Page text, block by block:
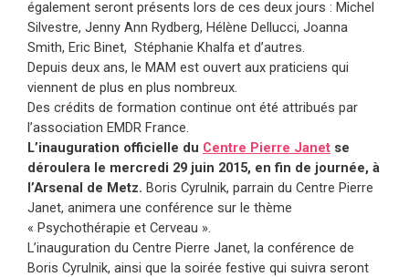
également seront présents lors de ces deux jours : Michel
Silvestre, Jenny Ann Rydberg, Hélène Dellucci, Joanna
Smith, Eric Binet, Stéphanie Khalfa et d’autres.
Depuis deux ans, le MAM est ouvert aux praticiens qui
viennent de plus en plus nombreux.
Des crédits de formation continue ont été attribués par
l’association EMDR France.
L’inauguration officielle du Centre Pierre Janet se
déroulera le mercredi 29 juin 2015, en fin de journée, à
l’Arsenal de Metz. Boris Cyrulnik, parrain du Centre Pierre
Janet, animera une conférence sur le thème
« Psychothérapie et Cerveau ».
L’inauguration du Centre Pierre Janet, la conférence de
Boris Cyrulnik, ainsi que la soirée festive qui suivra seront